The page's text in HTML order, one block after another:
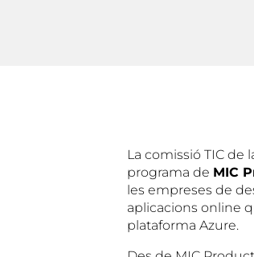
La comissió TIC de
programa de MIC
les empreses de
aplicacions online
plataforma Azure.